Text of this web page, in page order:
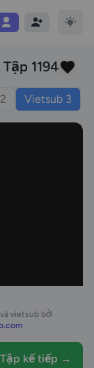
1194
Vietsub 3
và vietsub bởi
Tập kế tiếp →